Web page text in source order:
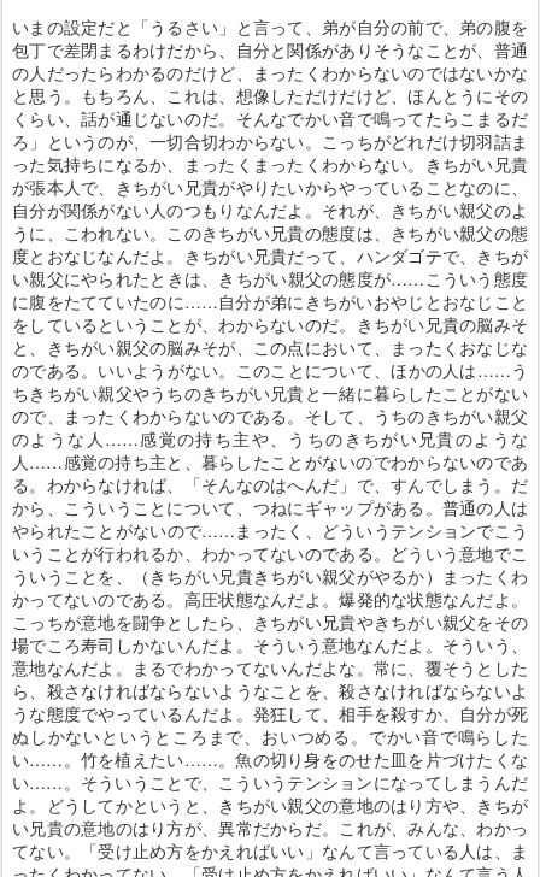
いまの設定だと「うるさい」と言って、弟が自分の前で、弟の腹を
包丁で差閉まるわけだから、自分と関係がありそうなことが、普通
の人だったらわかるのだけど、まったくわからないのではないかな
と思う。もちろん、これは、想像しただけだけど、ほんとうにその
くらい、話が通じないのだ。そんなでかい音で鳴ってたらこまるだ
ろ」というのが、一切合切わからない。こっちがどれだけ切羽詰ま
った気持ちになるか、まったくまったくわからない。きちがい兄貴
が張本人で、きちがい兄貴がやりたいからやっていることなのに、
自分が関係がない人のつもりなんだよ。それが、きちがい親父のよ
うに、こわれない。このきちがい兄貴の態度は、きちがい親父の態
度とおなじなんだよ。きちがい兄貴だって、ハンダゴテで、きちが
い親父にやられたときは、きちがい親父の態度が……こういう態度
に腹をたてていたのに……自分が弟にきちがいおやじとおなじこと
をしているということが、わからないのだ。きちがい兄貴の脳みそ
と、きちがい親父の脳みそが、この点において、まったくおなじな
のである。いいようがない。このことについて、ほかの人は……う
ちきちがい親父やうちのきちがい兄貴と一緒に暮らしたことがない
ので、まったくわからないのである。そして、うちのきちがい親父
のような人……感覚の持ち主や、うちのきちがい兄貴のような
人……感覚の持ち主と、暮らしたことがないのでわからないのであ
る。わからなければ、「そんなのはへんだ」で、すんでしまう。だ
から、こういうことについて、つねにギャップがある。普通の人は
やられたことがないので……まったく、どういうテンションでこう
いうことが行われるか、わかってないのである。どういう意地でこ
ういうことを、（きちがい兄貴きちがい親父がやるか）まったくわ
かってないのである。高圧状態なんだよ。爆発的な状態なんだよ。
こっちが意地を闘争としたら、きちがい兄貴やきちがい親父をその
場でころ寿司しかないんだよ。そういう意地なんだよ。そういう、
意地なんだよ。まるでわかってないんだよな。常に、覆そうとした
ら、殺さなければならないようなことを、殺さなければならないよ
うな態度でやっているんだよ。発狂して、相手を殺すか、自分が死
ぬしかないというところまで、おいつめる。でかい音で鳴らした
い……。竹を植えたい……。魚の切り身をのせた皿を片づけたくな
い……。そういうことで、こういうテンションになってしまうんだ
よ。どうしてかというと、きちがい親父の意地のはり方や、きちが
い兄貴の意地のはり方が、異常だからだ。これが、みんな、わかっ
てない。「受け止め方をかえればいい」なんて言っている人は、ま